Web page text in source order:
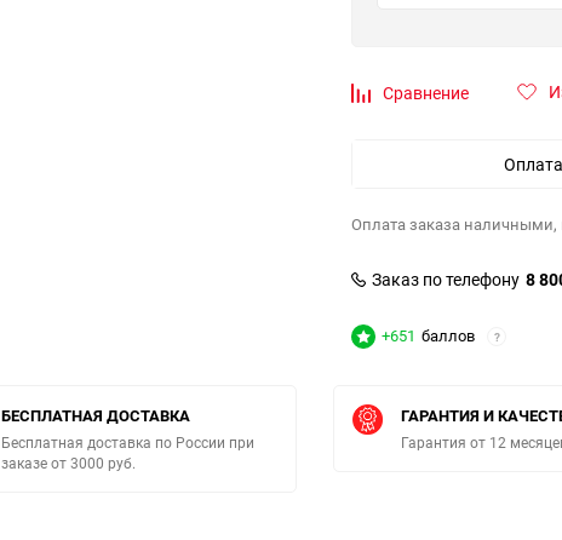
Сравнение
Оплата
Оплата заказа наличными,
Заказ по телефону 8
+651 баллов ?
БЕСПЛАТНАЯ ДОСТАВКА
Бесплатная доставка по России при
заказе от 3000 руб.
ГАРАНТИЯ И
Гарантия от 12